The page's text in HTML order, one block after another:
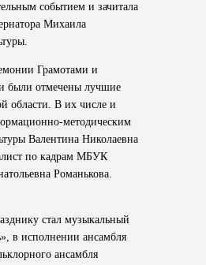
событием и зачитала
Михаила
Грамотами и
были отмечены лучшие
области. В их числе и
методическим
Валентина Николаевна
по кадрам МБУК
Романькова.
стал музыкальный
в исполнении ансамбля
ансамбля